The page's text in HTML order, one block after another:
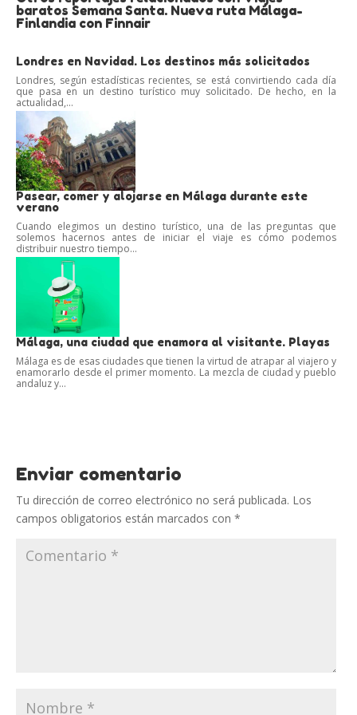
baratos Semana Santa. Nueva ruta Málaga-
Finlandia con Finnair
Londres en Navidad. Los destinos más solicitados
Londres, según estadísticas recientes, se está convirtiendo cada día
que pasa en un destino turístico muy solicitado. De hecho, en la
actualidad,...
Pasear, comer y alojarse en Málaga durante este
verano
Cuando elegimos un destino turístico, una de las preguntas que
solemos hacernos antes de iniciar el viaje es cómo podemos
distribuir nuestro tiempo...
Málaga, una ciudad que enamora al visitante. Playas
Málaga es de esas ciudades que tienen la virtud de atrapar al viajero y
enamorarlo desde el primer momento. La mezcla de ciudad y pueblo
andaluz y...
Enviar comentario
Tu dirección de correo electrónico no será publicada. Los
campos obligatorios están marcados con *